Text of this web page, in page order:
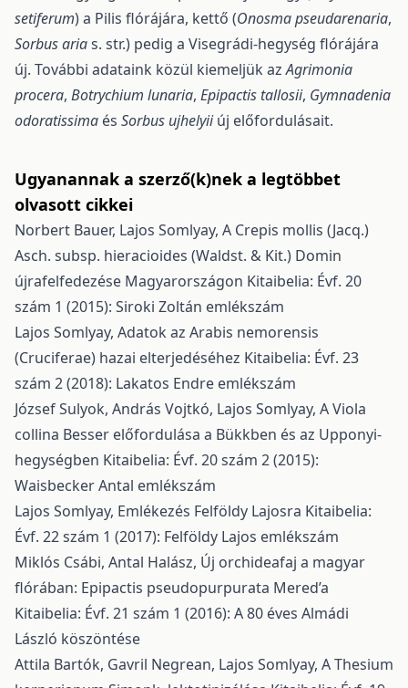
setiferum) a Pilis flórájára, kettő (Onosma pseudarenaria,
Sorbus arias. str.) pedig a Visegrádi-hegység flórájára
új. További adataink közül kiemeljük azAgrimonia
procera, Botrychium lunaria, Epipactis tallosii, Gymnadenia
odoratissima és Sorbus ujhelyiiúj előfordulásait.
Ugyanannak a szerző(k)nek a legtöbbet
olvasott cikkei
Norbert Bauer, Lajos Somlyay, A Crepis mollis (Jacq.)
Asch. subsp. hieracioides (Waldst. & Kit.) Domin
újrafelfedezése Magyarországon Kitaibelia: Évf. 20
szám 1 (2015): Siroki Zoltán emlékszám
Lajos Somlyay, Adatok az Arabis nemorensis
(Cruciferae) hazai elterjedéséhez Kitaibelia: Évf. 23
szám 2 (2018): Lakatos Endre emlékszám
József Sulyok, András Vojtkó, Lajos Somlyay, A Viola
collina Besser előfordulása a Bükkben és az Upponyi-
hegységben Kitaibelia: Évf. 20 szám 2 (2015):
Waisbecker Antal emlékszám
Lajos Somlyay, Emlékezés Felföldy Lajosra Kitaibelia:
Évf. 22 szám 1 (2017): Felföldy Lajos emlékszám
Miklós Csábi, Antal Halász, Új orchideafaj a magyar
flórában: Epipactis pseudopurpurata Mered’a
Kitaibelia: Évf. 21 szám 1 (2016): A 80 éves Almádi
László köszöntése
Attila Bartók, Gavril Negrean, Lajos Somlyay, A Thesium